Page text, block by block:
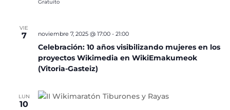
Gratuito
VIE
7
Celebración: 10 años visibilizando mujeres en los
proyectos Wikimedia en WikiEmakumeok
(Vitoria-Gasteiz)
noviembre 7, 2025 @ 17:00- 21:00
LUN
10